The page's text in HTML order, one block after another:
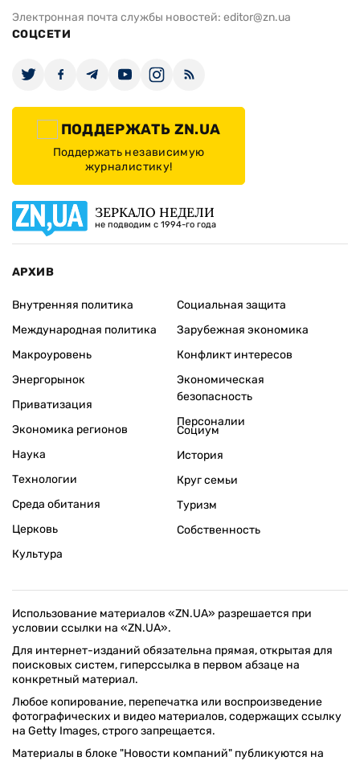
Электронная почта службы новостей: editor@zn.ua
СОЦСЕТИ
ПОДДЕРЖАТЬ ZN.UA
Поддержать независимую
журналистику!
ЗЕРКАЛО НЕДЕЛИ
не подводим с 1994-го года
АРХИВ
Внутренняя политика
Международная политика
Макроуровень
Энергорынок
Приватизация
Экономика регионов
Социальная защита
Зарубежная экономика
Конфликт интересов
Экономическая
безопасность
Персоналии
Наука
Технологии
Среда обитания
Церковь
Культура
Социум
История
Круг семьи
Туризм
Собственность
Использование материалов «ZN.UA» разрешается при
условии ссылки на «ZN.UA».
Для интернет-изданий обязательна прямая, открытая для
поисковых систем, гиперссылка в первом абзаце на
конкретный материал.
Любое копирование, перепечатка или воспроизведение
фотографических и видео материалов, содержащих ссылку
на Getty Images, строго запрещается.
Материалы в блоке "Новости компаний" публикуются на